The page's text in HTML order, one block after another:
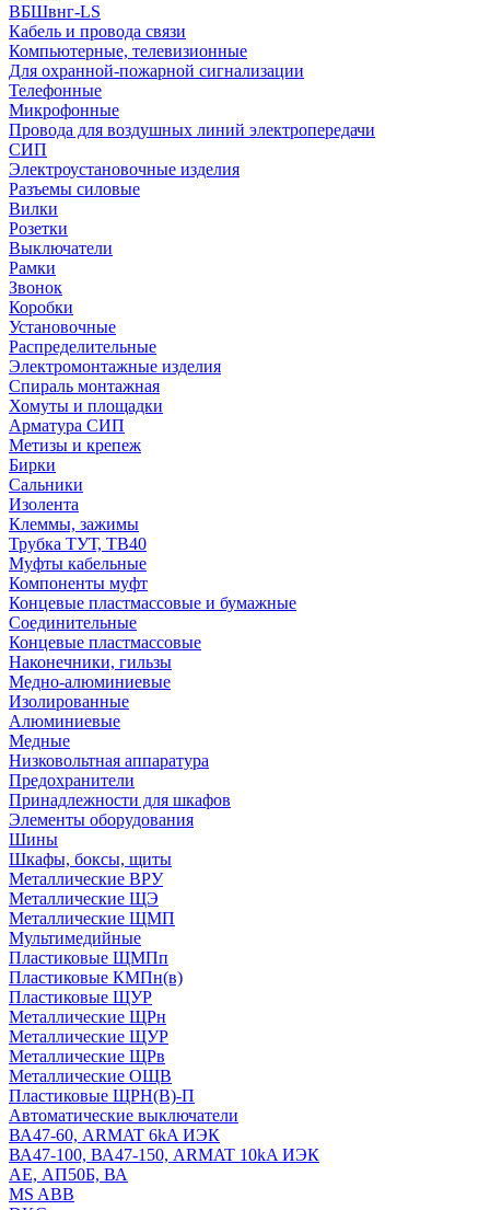
ВБШвнг-LS
Кабель и провода связи
Компьютерные, телевизионные
Для охранной-пожарной сигнализации
Телефонные
Микрофонные
Провода для воздушных линий электропередачи
СИП
Электроустановочные изделия
Разъемы силовые
Вилки
Розетки
Выключатели
Рамки
Звонок
Коробки
Установочные
Распределительные
Электромонтажные изделия
Спираль монтажная
Хомуты и площадки
Арматура СИП
Метизы и крепеж
Бирки
Сальники
Изолента
Клеммы, зажимы
Трубка ТУТ, ТВ40
Муфты кабельные
Компоненты муфт
Концевые пластмассовые и бумажные
Соединительные
Концевые пластмассовые
Наконечники, гильзы
Медно-алюминиевые
Изолированные
Алюминиевые
Медные
Низковольтная аппаратура
Предохранители
Принадлежности для шкафов
Элементы оборудования
Шины
Шкафы, боксы, щиты
Металлические ВРУ
Металлические ЩЭ
Металлические ЩМП
Мультимедийные
Пластиковые ЩМПп
Пластиковые КМПн(в)
Пластиковые ЩУР
Металлические ЩРн
Металлические ЩУР
Металлические ЩРв
Металлические ОЩВ
Пластиковые ЩРН(В)-П
Автоматические выключатели
ВА47-60, ARMAT 6kA ИЭК
ВА47-100, ВА47-150, ARMAT 10kA ИЭК
АЕ, АП50Б, ВА
MS ABB